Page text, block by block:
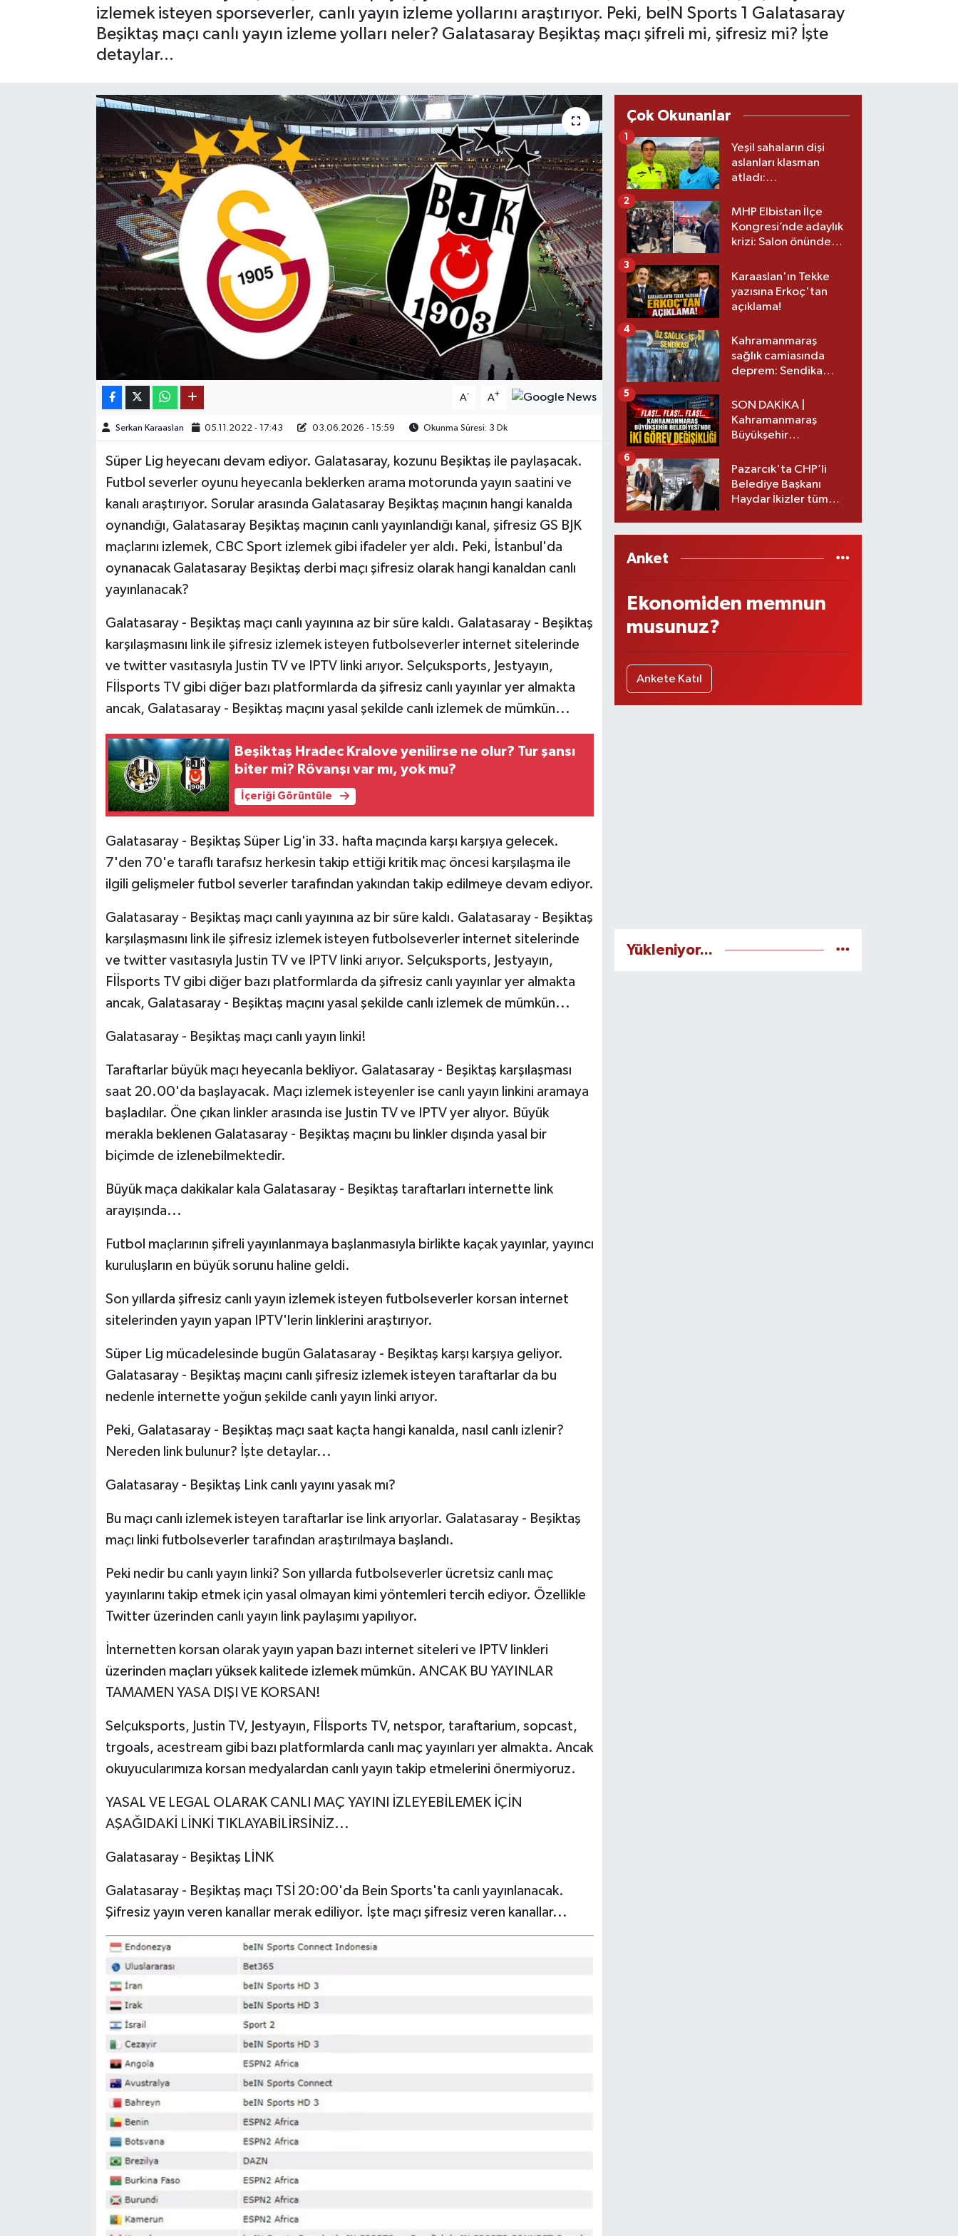
izlemek isteyen sporseverler, canlı yayın izleme yollarını araştırıyor. Peki, beIN Sports 1 Galatasaray
Beşiktaş maçı canlı yayın izleme yolları neler? Galatasaray Beşiktaş maçı şifreli mi, şifresiz mi? İşte
detaylar...
A- A+
Serkan Karaaslan 05.11.2022 - 17:43 03.06.2026 - 15:59 Okunma Süresi: 3 Dk
Süper Lig heyecanı devam ediyor. Galatasaray, kozunu Beşiktaş ile paylaşacak.
Futbol severler oyunu heyecanla beklerken arama motorunda yayın saatini ve
kanalı araştırıyor. Sorular arasında Galatasaray Beşiktaş maçının hangi kanalda
oynandığı, Galatasaray Beşiktaş maçının canlı yayınlandığı kanal, şifresiz GS BJK
maçlarını izlemek, CBC Sport izlemek gibi ifadeler yer aldı. Peki, İstanbul'da
oynanacak Galatasaray Beşiktaş derbi maçı şifresiz olarak hangi kanaldan canlı
yayınlanacak?
Galatasaray - Beşiktaş maçı canlı yayınına az bir süre kaldı. Galatasaray - Beşiktaş
karşılaşmasını link ile şifresiz izlemek isteyen futbolseverler internet sitelerinde
ve twitter vasıtasıyla Justin TV ve IPTV linki arıyor. Selçuksports, Jestyayın,
Fİİsports TV gibi diğer bazı platformlarda da şifresiz canlı yayınlar yer almakta
ancak, Galatasaray - Beşiktaş maçını yasal şekilde canlı izlemek de mümkün...
Beşiktaş Hradec Kralove yenilirse ne olur? Tur şansı
biter mi? Rövanşı var mı, yok mu?
İçeriği Görüntüle
Galatasaray - Beşiktaş Süper Lig'in 33. hafta maçında karşı karşıya gelecek.
7'den 70'e taraflı tarafsız herkesin takip ettiği kritik maç öncesi karşılaşma ile
ilgili gelişmeler futbol severler tarafından yakından takip edilmeye devam ediyor.
Galatasaray - Beşiktaş maçı canlı yayınına az bir süre kaldı. Galatasaray - Beşiktaş
karşılaşmasını link ile şifresiz izlemek isteyen futbolseverler internet sitelerinde
ve twitter vasıtasıyla Justin TV ve IPTV linki arıyor. Selçuksports, Jestyayın,
Fİİsports TV gibi diğer bazı platformlarda da şifresiz canlı yayınlar yer almakta
ancak, Galatasaray - Beşiktaş maçını yasal şekilde canlı izlemek de mümkün...
Galatasaray - Beşiktaş maçı canlı yayın linki!
Taraftarlar büyük maçı heyecanla bekliyor. Galatasaray - Beşiktaş karşılaşması
saat 20.00'da başlayacak. Maçı izlemek isteyenler ise canlı yayın linkini aramaya
başladılar. Öne çıkan linkler arasında ise Justin TV ve IPTV yer alıyor. Büyük
merakla beklenen Galatasaray - Beşiktaş maçını bu linkler dışında yasal bir
biçimde de izlenebilmektedir.
Büyük maça dakikalar kala Galatasaray - Beşiktaş taraftarları internette link
arayışında...
Futbol maçlarının şifreli yayınlanmaya başlanmasıyla birlikte kaçak yayınlar, yayıncı
kuruluşların en büyük sorunu haline geldi.
Son yıllarda şifresiz canlı yayın izlemek isteyen futbolseverler korsan internet
sitelerinden yayın yapan IPTV'lerin linklerini araştırıyor.
Süper Lig mücadelesinde bugün Galatasaray - Beşiktaş karşı karşıya geliyor.
Galatasaray - Beşiktaş maçını canlı şifresiz izlemek isteyen taraftarlar da bu
nedenle internette yoğun şekilde canlı yayın linki arıyor.
Peki, Galatasaray - Beşiktaş maçı saat kaçta hangi kanalda, nasıl canlı izlenir?
Nereden link bulunur? İşte detaylar...
Galatasaray - Beşiktaş Link canlı yayını yasak mı?
Bu maçı canlı izlemek isteyen taraftarlar ise link arıyorlar. Galatasaray - Beşiktaş
maçı linki futbolseverler tarafından araştırılmaya başlandı.
Peki nedir bu canlı yayın linki? Son yıllarda futbolseverler ücretsiz canlı maç
yayınlarını takip etmek için yasal olmayan kimi yöntemleri tercih ediyor. Özellikle
Twitter üzerinden canlı yayın link paylaşımı yapılıyor.
İnternetten korsan olarak yayın yapan bazı internet siteleri ve IPTV linkleri
üzerinden maçları yüksek kalitede izlemek mümkün. ANCAK BU YAYINLAR
TAMAMEN YASA DIŞI VE KORSAN!
Selçuksports, Justin TV, Jestyayın, Fİİsports TV, netspor, taraftarium, sopcast,
trgoals, acestream gibi bazı platformlarda canlı maç yayınları yer almakta. Ancak
okuyucularımıza korsan medyalardan canlı yayın takip etmelerini önermiyoruz.
YASAL VE LEGAL OLARAK CANLI MAÇ YAYINI İZLEYEBİLEMEK İÇİN
AŞAĞIDAKİ LİNKİ TIKLAYABİLİRSİNİZ...
Galatasaray - Beşiktaş LİNK
Galatasaray - Beşiktaş maçı TSİ 20:00'da Bein Sports'ta canlı yayınlanacak.
Şifresiz yayın veren kanallar merak ediliyor. İşte maçı şifresiz veren kanallar...
Çok Okunanlar
Yeşil sahaların dişi
aslanları klasman
atladı:
üst lige iki transfer!
1
MHP Elbistan İlçe
Kongresi’nde adaylık
krizi: Salon önünde
2
Karaaslan'ın Tekke
yazısına Erkoç'tan
açıklama!
3
Kahramanmaraş
sağlık camiasında
deprem: Sendika
4
SON DAKİKA |
Kahramanmaraş
Büyükşehir
görev değişikliği!
5
Pazarcık'ta CHP’li
Belediye Başkanı
Haydar İkizler tüm
6
Anket
Ekonomiden memnun
musunuz?
Ankete Katıl
Yükleniyor...
KÜLTÜR SANAT